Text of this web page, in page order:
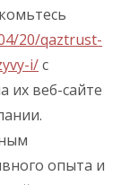
20/qaztrust-
i/с
их веб-сайте
опыта и